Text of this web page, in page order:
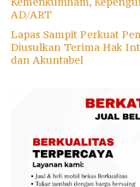
AD/ART
Lapas Sampit Perkuat
Diusulkan Terima Hak
dan Akuntabel